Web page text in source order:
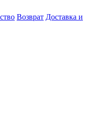
Возврат Доставка и